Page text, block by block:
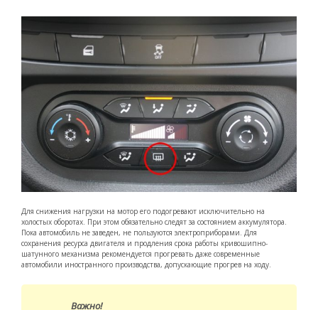
Для снижения нагрузки на мотор его подогревают исключительно на
холостых оборотах. При этом обязательно следят за состоянием аккумулятора.
Пока автомобиль не заведен, не пользуются электроприборами. Для
сохранения ресурса двигателя и продления срока работы кривошипно-
шатунного механизма рекомендуется прогревать даже современные
автомобили иностранного производства, допускающие прогрев на ходу.
Важно!